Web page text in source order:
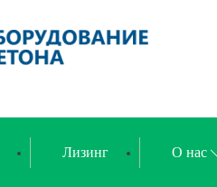
Лизинг О нас